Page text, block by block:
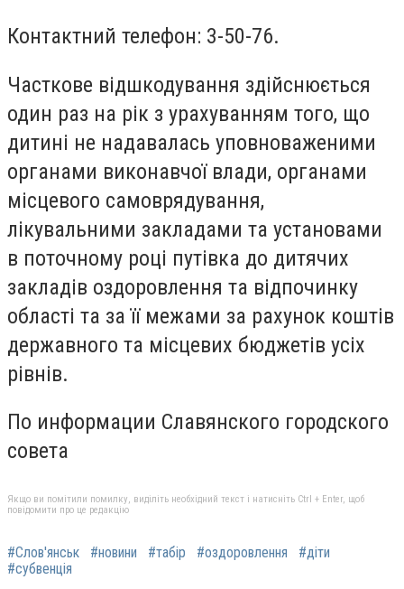
Контактний телефон: 3-50-76.
Часткове відшкодування здійснюється
один раз на рік з урахуванням того, що
дитині не надавалась уповноваженими
органами виконавчої влади, органами
місцевого самоврядування,
лікувальними закладами та установами
в поточному році путівка до дитячих
закладів оздоровлення та відпочинку
області та за її межами за рахунок коштів
державного та місцевих бюджетів усіх
рівнів.
По информации Славянского городского
совета
Якщо ви помітили помилку, виділіть необхідний текст і натисніть Ctrl + Enter, щоб
повідомити про це редакцію
#Слов'янськ #новини #табір #оздоровлення
#діти
#субвенція